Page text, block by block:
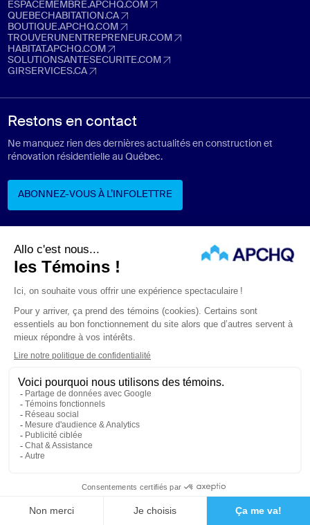
ESPACEMEMBRE.APCHQ.COM
espacemembre.apchq.com (Ouvre dans un nouvel onglet)
QUEBECHABITATION.CA
quebechabitation.ca (Ouvre dans un nouvel onglet)
BOUTIQUE.APCHQ.COM
boutique.apchq.com (Ouvre dans un nouvel onglet)
TROUVERUNENTREPRENEUR.COM
trouverunentrepreneur.com (Ouvre dans un nouvel onglet)
HABITAT.APCHQ.COM
habitat.apchq.com (Ouvre dans un nouvel onglet)
SOLUTIONSANTESECURITE.COM
solutionsantesecurite.com (Ouvre dans un nouvel onglet)
GIRSERVICES.CA
Restons en contact
Ne manquez rien des dernières actualités en construction et
rénovation résidentielle au Québec.
ABONNEZ-VOUS À L’INFOLETTRE
ABONNEZ-VOUS À L’INFOLETTRE
Suivez-nous
ÉNONCÉS LÉGAUX
CONFIDENTIALITÉ
PROTECTION DES RENSEIGNEMENTS PERSONNELS
© APCHQ 2026. TOUS DROITS RÉSERVÉS.